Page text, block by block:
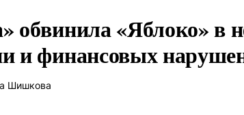
обвинила «Яблоко» в
и финансовых
Шишкова